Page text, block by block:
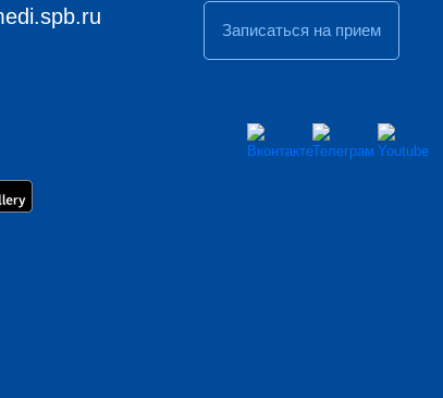
Записаться на прием